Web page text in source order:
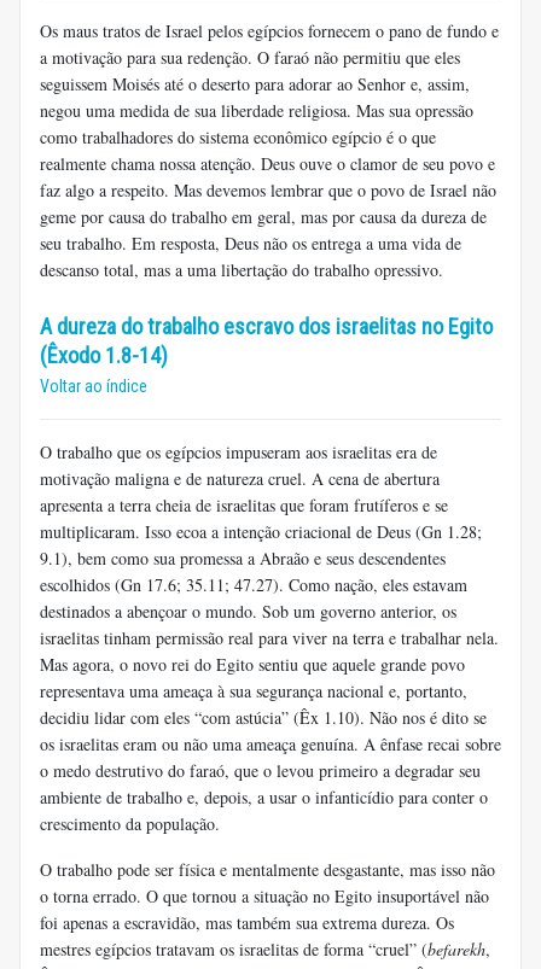
Os maus tratos de Israel pelos egípcios fornecem o pano de fundo e
a motivação para sua redenção. O faraó não permitiu que eles
seguissem Moisés até o deserto para adorar ao Senhor e, assim,
negou uma medida de sua liberdade religiosa. Mas sua opressão
como trabalhadores do sistema econômico egípcio é o que
realmente chama nossa atenção. Deus ouve o clamor de seu povo e
faz algo a respeito. Mas devemos lembrar que o povo de Israel não
geme por causa do trabalho em geral, mas por causa da dureza de
seu trabalho. Em resposta, Deus não os entrega a uma vida de
descanso total, mas a uma libertação do trabalho opressivo.
A dureza do trabalho escravo dos israelitas no Egito
(Êxodo 1.8-14)
Voltar ao índice
O trabalho que os egípcios impuseram aos israelitas era de
motivação maligna e de natureza cruel. A cena de abertura
apresenta a terra cheia de israelitas que foram frutíferos e se
multiplicaram. Isso ecoa a intenção criacional de Deus (Gn 1.28;
9.1), bem como sua promessa a Abraão e seus descendentes
escolhidos (Gn 17.6; 35.11; 47.27). Como nação, eles estavam
destinados a abençoar o mundo. Sob um governo anterior, os
israelitas tinham permissão real para viver na terra e trabalhar nela.
Mas agora, o novo rei do Egito sentiu que aquele grande povo
representava uma ameaça à sua segurança nacional e, portanto,
decidiu lidar com eles “com astúcia” (Êx 1.10). Não nos é dito se
os israelitas eram ou não uma ameaça genuína. A ênfase recai sobre
o medo destrutivo do faraó, que o levou primeiro a degradar seu
ambiente de trabalho e, depois, a usar o infanticídio para conter o
crescimento da população.
O trabalho pode ser física e mentalmente desgastante, mas isso não
o torna errado. O que tornou a situação no Egito insuportável não
foi apenas a escravidão, mas também sua extrema dureza. Os
mestres egípcios tratavam os israelitas de forma “cruel” (befarekh,